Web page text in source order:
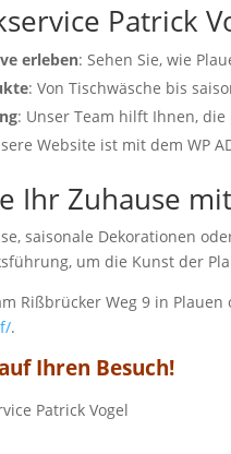
Patrick
erleben: Sehen Sie, wie
: Von Tischwäsche bis
: Unser Team hilft Ihnen,
Website ist mit dem WP
Ihr Zuhause
saisonale Dekorationen
um die Kunst der
Rißbrücker Weg 9 in
.
Ihren Besuch!
Patrick Vogel